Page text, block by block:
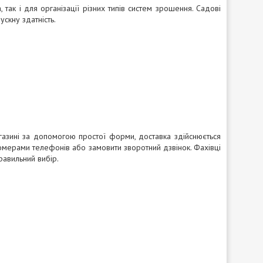
і для організації різних типів систем зрошення. Садові
здатність.
за допомогою простої форми, доставка здійснюється
телефонів або замовити зворотний дзвінок. Фахівці
вибір.